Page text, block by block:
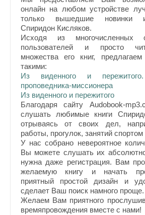
онлайн на любом устройстве
только вышедшие новинки
Спиридон Кисляков.
Исходя из многочисленных
пользователей и просто
множества его книг,
такими:
Из виденного и пережитого.
проповедника-миссионера
Из виденного и пережитого
Благодаря сайту Audobook-
слушать любимые книги
отрываясь от своих дел,
работы, прогулок, занятий спортом
У нас собрано невероятное
Вы можете слушать их
нужна даже регистрация. Вам
желаемую книгу и начать
приятный простой дизайн и
сделает Ваш поиск намного проще.
Желаем Вам приятного
времяпровождения вместе с нами!